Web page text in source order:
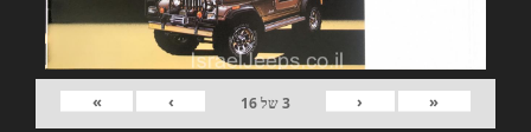
«
‹
3של16
›
»